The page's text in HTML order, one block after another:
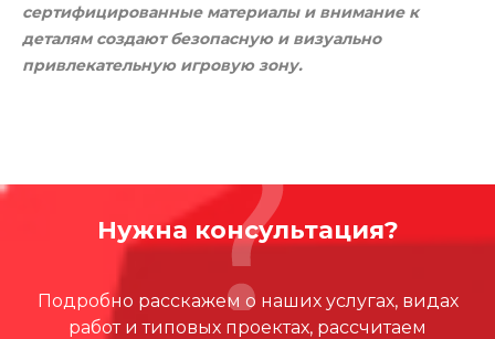
сертифицированные материалы и внимание к
деталям создают безопасную и визуально
привлекательную игровую зону.
Нужна консультация?
Подробно расскажем о наших услугах, видах
работ и типовых проектах, рассчитаем